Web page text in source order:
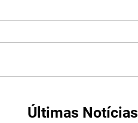
Últimas Notícias